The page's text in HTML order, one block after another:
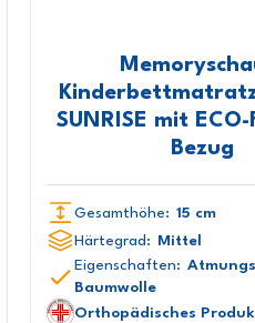
SUNRISE mit ECO-
Bezug
Gesamthöhe: 15 cm
Härtegrad: Mittel
Eigenschaften:
Baumwolle
Orthopädisches